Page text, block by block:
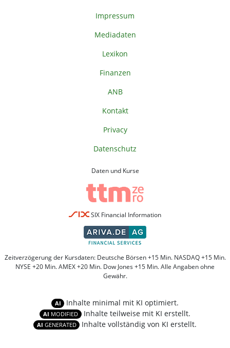
Impressum
Mediadaten
Lexikon
Finanzen
ANB
Kontakt
Privacy
Datenschutz
Daten und Kurse
SIX Financial Information
Zeitverzögerung der Kursdaten: Deutsche Börsen +15 Min. NASDAQ +15 Min.
NYSE +20 Min. AMEX +20 Min. Dow Jones +15 Min. Alle Angaben ohne
Gewähr.
AI Inhalte minimal mit KI optimiert.
AI MODIFIED Inhalte teilweise mit KI erstellt.
AI GENERATED Inhalte vollständig von KI erstellt.